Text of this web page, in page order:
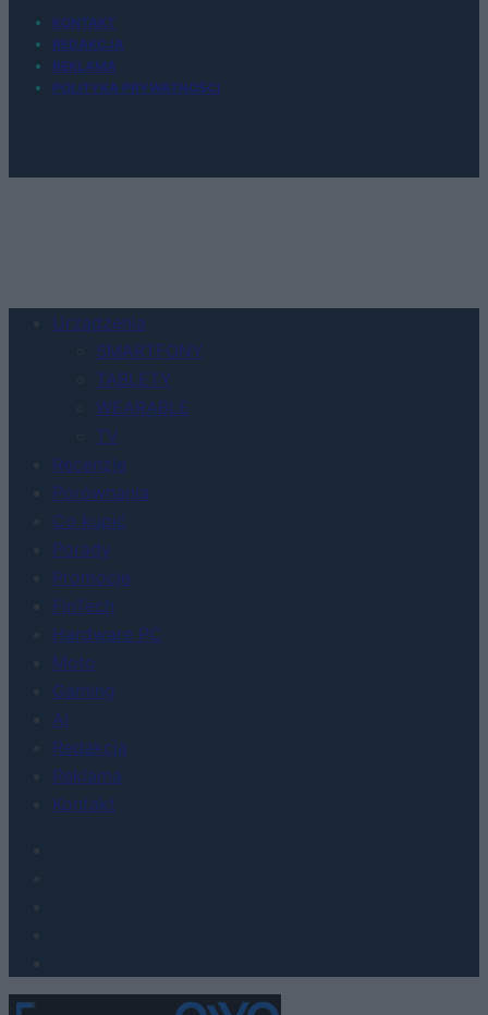
KONTAKT
REDAKCJA
REKLAMA
POLITYKA PRYWATNOŚCI
Urządzenia
SMARTFONY
TABLETY
WEARABLE
TV
Recenzje
Porównania
Co kupić
Porady
Promocje
FinTech
Hardware PC
Moto
Gaming
AI
Redakcja
Reklama
Kontakt